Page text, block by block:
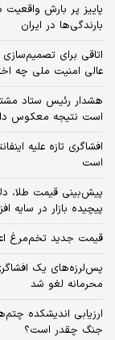
پاییز پر بارش واقعیت
بارندگی‌ها در ایران
اتاقی برای
عالی امنیت ملی چه
هشدار رئیس ستاد
است نتیجه معکوس
افشاگری تازه علیه
است
پیچیده بازار در
قیمت جدید تخم‌مرغ
پس‌لرزه‌های یک
محرمانه لغو شد
ارزیابی اندیشکده
جنگ چقدر است؟